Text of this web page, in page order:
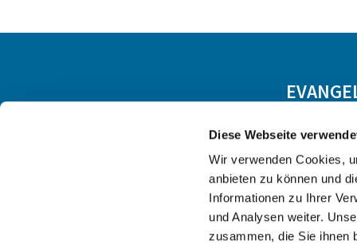
Diese Webseite
Wir verwenden Cookies,
anbieten zu können und
Informationen zu Ihrer
und Analysen weiter.
zusammen, die Sie ihnen